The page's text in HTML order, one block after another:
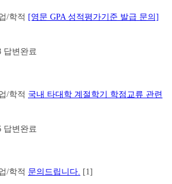
/학적 [영문 GPA 성적평가기준 발급 문의]
답변완료
/학적 국내 타대학 계절학기 학점교류 관련
답변완료
/학적 문의드립니다. [1]